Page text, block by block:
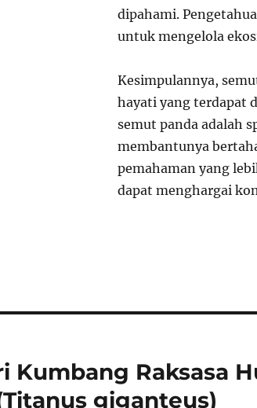
dipahami.
untuk mengelola
Kesimpulannya,
hayati yang terdapat
semut panda adalah
membantunya
pemahaman yang
dapat menghargai
Kumbang Raksasa
giganteus)